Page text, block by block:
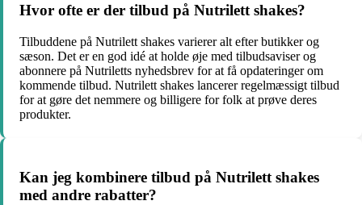
Hvor ofte er der tilbud på Nutrilett shakes?
Tilbuddene på Nutrilett shakes varierer alt efter butikker og
sæson. Det er en god idé at holde øje med tilbudsaviser og
abonnere på Nutriletts nyhedsbrev for at få opdateringer om
kommende tilbud. Nutrilett shakes lancerer regelmæssigt tilbud
for at gøre det nemmere og billigere for folk at prøve deres
produkter.
Kan jeg kombinere tilbud på Nutrilett shakes
med andre rabatter?